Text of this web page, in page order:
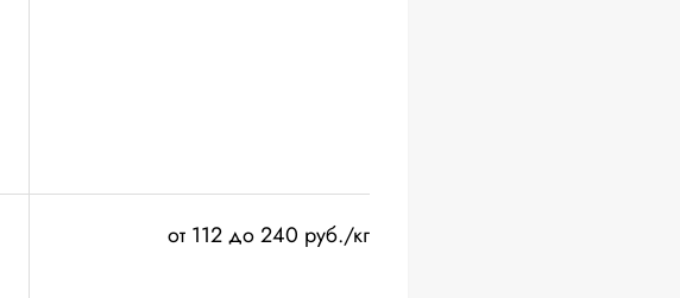
от 112 до 240 руб./кг